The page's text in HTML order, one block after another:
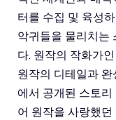
터를 수집 및 육성
악귀들을 물리치는
다. 원작의 작화가
원작의 디테일과
에서 공개된 스토
어 원작을 사랑했